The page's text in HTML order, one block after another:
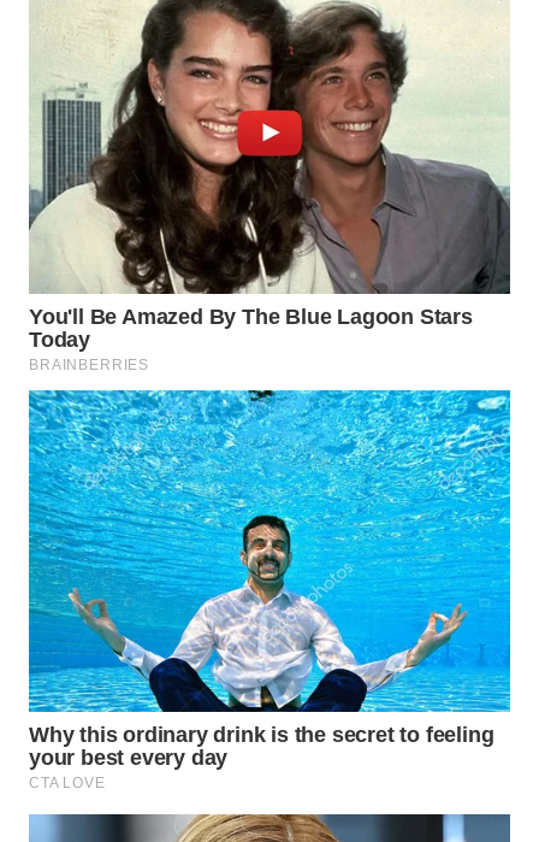
WN
MALUKU
WN
MALUT
WN
WN
TOBA
WN
NIAS
WN
LANGKAT
WN
TAPANULI
SELATAN
WN
TANJUNG
LESUNG